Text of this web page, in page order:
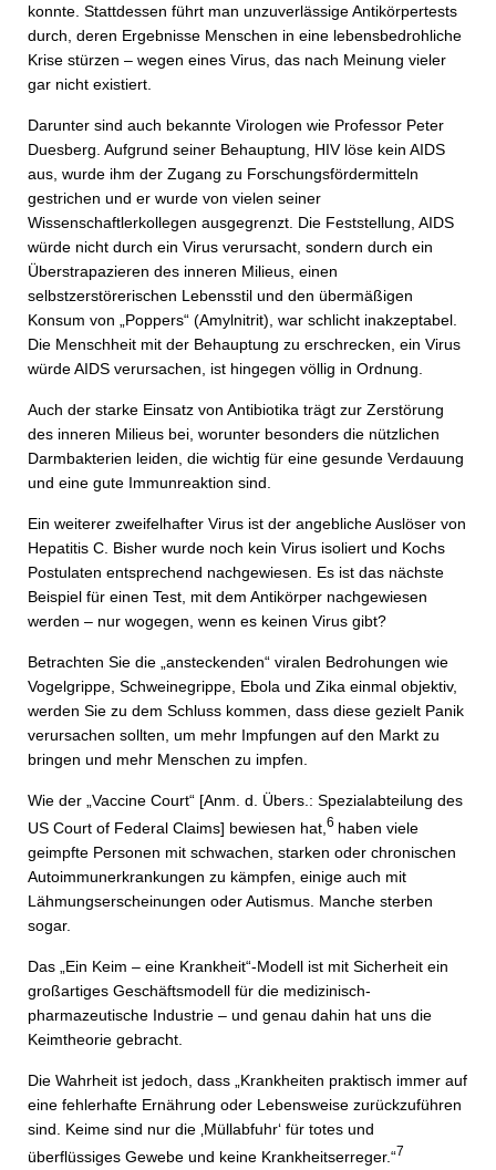
konnte. Stattdessen führt man unzuverlässige Antikörpertests
durch, deren Ergebnisse Menschen in eine lebensbedrohliche
Krise stürzen – wegen eines Virus, das nach Meinung vieler
gar nicht existiert.
Darunter sind auch bekannte Virologen wie Professor Peter
Duesberg. Aufgrund seiner Behauptung, HIV löse kein AIDS
aus, wurde ihm der Zugang zu Forschungsfördermitteln
gestrichen und er wurde von vielen seiner
Wissenschaftlerkollegen ausgegrenzt. Die Feststellung, AIDS
würde nicht durch ein Virus verursacht, sondern durch ein
Überstrapazieren des inneren Milieus, einen
selbstzerstörerischen Lebensstil und den übermäßigen
Konsum von „Poppers“ (Amylnitrit), war schlicht inakzeptabel.
Die Menschheit mit der Behauptung zu erschrecken, ein Virus
würde AIDS verursachen, ist hingegen völlig in Ordnung.
Auch der starke Einsatz von Antibiotika trägt zur Zerstörung
des inneren Milieus bei, worunter besonders die nützlichen
Darmbakterien leiden, die wichtig für eine gesunde Verdauung
und eine gute Immunreaktion sind.
Ein weiterer zweifelhafter Virus ist der angebliche Auslöser von
Hepatitis C. Bisher wurde noch kein Virus isoliert und Kochs
Postulaten entsprechend nachgewiesen. Es ist das nächste
Beispiel für einen Test, mit dem Antikörper nachgewiesen
werden – nur wogegen, wenn es keinen Virus gibt?
Betrachten Sie die „ansteckenden“ viralen Bedrohungen wie
Vogelgrippe, Schweinegrippe, Ebola und Zika einmal objektiv,
werden Sie zu dem Schluss kommen, dass diese gezielt Panik
verursachen sollten, um mehr Impfungen auf den Markt zu
bringen und mehr Menschen zu impfen.
Wie der „Vaccine Court“ [Anm. d. Übers.: Spezialabteilung des
US Court of Federal Claims] bewiesen hat, 6 haben viele
geimpfte Personen mit schwachen, starken oder chronischen
Autoimmunerkrankungen zu kämpfen, einige auch mit
Lähmungserscheinungen oder Autismus. Manche sterben
sogar.
Das „Ein Keim – eine Krankheit“-Modell ist mit Sicherheit ein
großartiges Geschäftsmodell für die medizinisch-
pharmazeutische Industrie – und genau dahin hat uns die
Keimtheorie gebracht.
Die Wahrheit ist jedoch, dass „Krankheiten praktisch immer auf
eine fehlerhafte Ernährung oder Lebensweise zurückzuführen
sind. Keime sind nur die ‚Müllabfuhr‘ für totes und
überflüssiges Gewebe und keine Krankheitserreger.“7